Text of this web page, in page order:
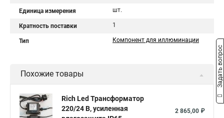
Единица измерения шт.
Кратность поставки 1
Тип Компонент для иллюминации
Похожие товары
Rich Led Трансформатор
220/24 В, усиленная
2 865,00 ₽
Задать вопрос